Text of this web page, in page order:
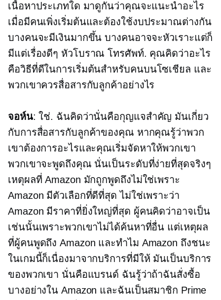
เนื้อหาประเภทใด มาดูกันว่าคุณจะแนะนำอะไร
เมื่อมีคนเพิ่งเริ่มต้นและต้องใช้งบประมาณต่างกัน
บางคนจะมีเงินมากขึ้น บางคนอาจจะหัวเราะแต่ก็
มีแต่เรื่องดีๆ หัวโบราณ โทรศัพท์. คุณคิดว่าอะไร
คือวิธีที่ดีในการเริ่มต้นสำหรับคนบนโซเชียล และ
พวกเขาควรสื่อสารกับลูกค้าอย่างไร
จอห์น: ใช่. ฉันคิดว่านั่นคือกุญแจสำคัญ มันเกี่ยว
กับการสื่อสารกับลูกค้าของคุณ หากคุณรู้ว่าพวก
เขาต้องการอะไรและคุณเริ่มจัดหาให้พวกเขา
พวกเขาจะพูดถึงคุณ นั่นเป็นระดับที่ง่ายที่สุดจริงๆ
เหตุผลที่ Amazon มักถูกพูดถึงไม่ใช่เพราะ
Amazon มีตัวเลือกที่ดีที่สุด ไม่ใช่เพราะว่า
Amazon มีราคาที่ยิ่งใหญ่ที่สุด ผู้คนคิดว่าอาจเป็น
เช่นนั้นเพราะพวกเขาไม่ได้ค้นหาที่อื่น แต่เหตุผล
ที่ผู้คนพูดถึง Amazon และทำไม Amazon ถึงชนะ
ในเกมนี้ก็เนื่องมาจากบริการที่มีให้ มันเป็นบริการ
ของพวกเขา นั่นคือแบรนด์ ฉันรู้ว่าถ้าฉันสั่งซื้อ
บางอย่างใน Amazon และฉันเป็นสมาชิก Prime